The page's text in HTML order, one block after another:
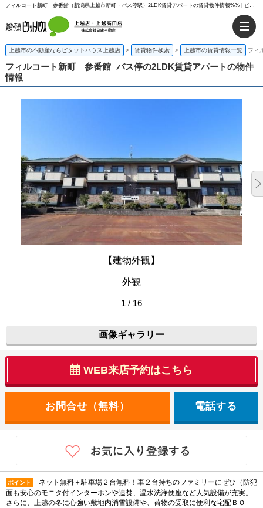
フィルコート新町 参番館（新潟県上越市新町・バス停駅）2LDK賃貸アパートの賃貸物件情報%% | ピタットハウス上越店
上越市の不動産ならピタットハウス上越店 > 賃貸物件検索 > 上越市の賃貸情報一覧 フィ
フィルコート新町 参番館 バス停の2LDK賃貸アパートの物件
情報
【建物外観】
外観
1 / 16
画像ギャラリー
WEB来店予約はこちら
電話する
ポイント
ネット無料＋駐車場２台無料！車２台持ちのファミリーにぜひ（防犯
面も安心のモニタ付インターホンや追焚、温水洗浄便座など人気設備が充実。
さらに、上越の冬に心強い敷地内消雪設備や、荷物の受取に便利な宅配ＢＯ